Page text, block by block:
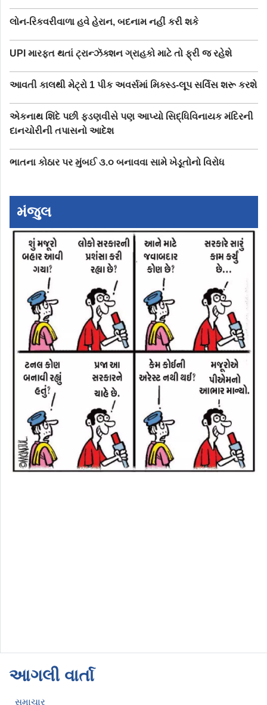
લોન-રિકવરીવાળા હવે હેરાન, બદનામ નહીં કરી શકે
UPI મારફત થતાં ટ્રાન્ઝૅક્શન ગ્રાહકો માટે તો ફ્રી જ રહેશે
આવતી કાલથી મેટ્રો 1 પીક અવર્સમાં મિક્સ્ડ-લૂપ સર્વિસ શરૂ કરશે
એકનાથ શિંદે પછી ફડણવીસે પણ આપ્યો સિદ્ધિવિનાયક મંદિરની
દાનચોરીની તપાસનો આદેશ
ભાતના કોઠાર પર મુંબઈ ૩.૦ બનાવવા સામે ખેડૂતોનો વિરોધ
મંજુલ
આગલી વાર્તા
સમાચાર